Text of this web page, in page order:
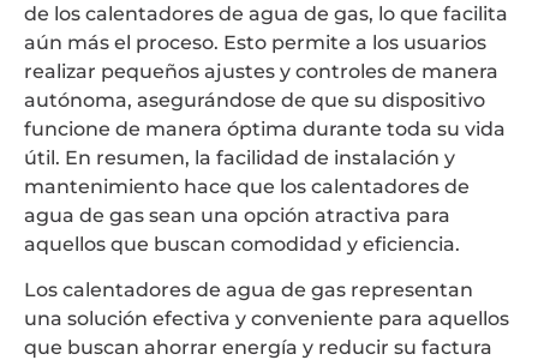
de los calentadores de agua de gas, lo que facilita
aún más el proceso. Esto permite a los usuarios
realizar pequeños ajustes y controles de manera
autónoma, asegurándose de que su dispositivo
funcione de manera óptima durante toda su vida
útil. En resumen, la facilidad de instalación y
mantenimiento hace que los calentadores de
agua de gas sean una opción atractiva para
aquellos que buscan comodidad y eficiencia.
Los calentadores de agua de gas representan
una solución efectiva y conveniente para aquellos
que buscan ahorrar energía y reducir su factura